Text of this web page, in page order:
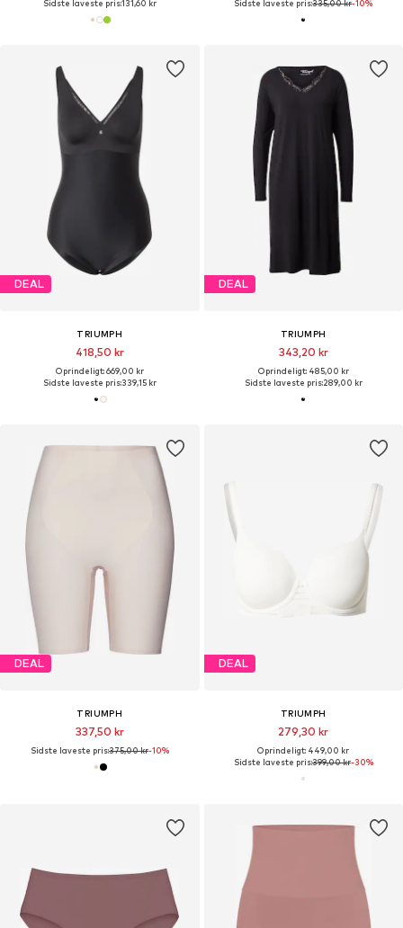
Sidste laveste pris:131,60 kr Sidste laveste pris:335,00 kr-10%
DEAL
TRIUMPH
418,50 kr
Oprindeligt: 669,00 kr
Sidste laveste pris:339,15 kr
DEAL
TRIUMPH
343,20 kr
Oprindeligt: 485,00 kr
Sidste laveste pris:289,00 kr
DEAL
TRIUMPH
337,50 kr
Sidste laveste pris:375,00 kr-10%
DEAL
TRIUMPH
279,30 kr
Oprindeligt: 449,00 kr
Sidste laveste pris:399,00 kr-30%